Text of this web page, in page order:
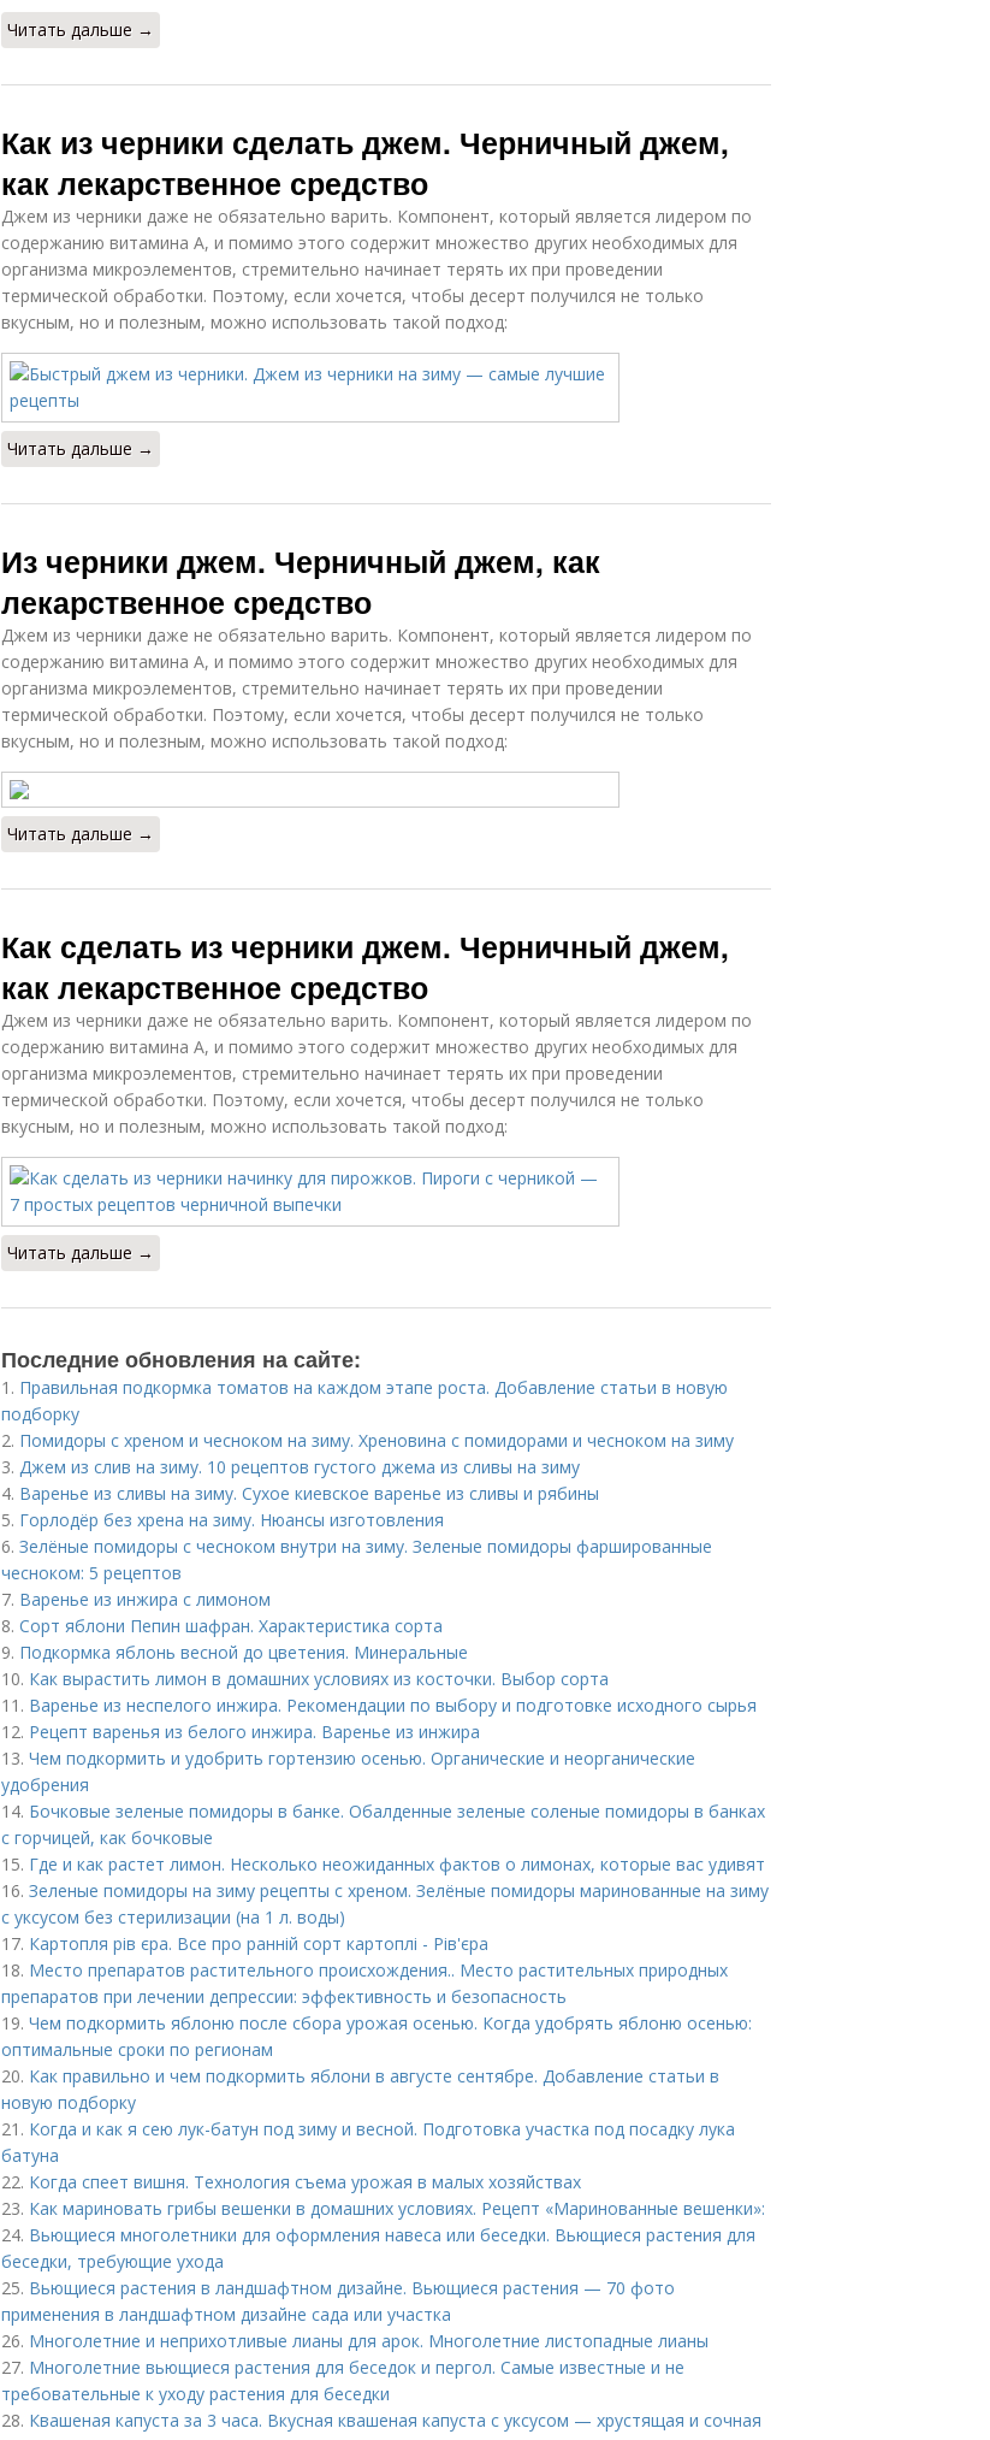
Читать дальше →
Как из черники сделать джем. Черничный джем,
как лекарственное средство
Джем из черники даже не обязательно варить. Компонент, который является лидером по
содержанию витамина А, и помимо этого содержит множество других необходимых для
организма микроэлементов, стремительно начинает терять их при проведении
термической обработки. Поэтому, если хочется, чтобы десерт получился не только
вкусным, но и полезным, можно использовать такой подход:
Читать дальше →
Из черники джем. Черничный джем, как
лекарственное средство
Джем из черники даже не обязательно варить. Компонент, который является лидером по
содержанию витамина А, и помимо этого содержит множество других необходимых для
организма микроэлементов, стремительно начинает терять их при проведении
термической обработки. Поэтому, если хочется, чтобы десерт получился не только
вкусным, но и полезным, можно использовать такой подход:
Читать дальше →
Как сделать из черники джем. Черничный джем,
как лекарственное средство
Джем из черники даже не обязательно варить. Компонент, который является лидером по
содержанию витамина А, и помимо этого содержит множество других необходимых для
организма микроэлементов, стремительно начинает терять их при проведении
термической обработки. Поэтому, если хочется, чтобы десерт получился не только
вкусным, но и полезным, можно использовать такой подход:
Читать дальше →
Последние обновления на сайте:
1. Правильная подкормка томатов на каждом этапе роста. Добавление статьи в новую
подборку
2. Помидоры с хреном и чесноком на зиму. Хреновина с помидорами и чесноком на зиму
3. Джем из слив на зиму. 10 рецептов густого джема из сливы на зиму
4. Варенье из сливы на зиму. Сухое киевское варенье из сливы и рябины
5. Горлодёр без хрена на зиму. Нюансы изготовления
6. Зелёные помидоры с чесноком внутри на зиму. Зеленые помидоры фаршированные
чесноком: 5 рецептов
7. Варенье из инжира с лимоном
8. Сорт яблони Пепин шафран. Характеристика сорта
9. Подкормка яблонь весной до цветения. Минеральные
10. Как вырастить лимон в домашних условиях из косточки. Выбор сорта
11. Варенье из неспелого инжира. Рекомендации по выбору и подготовке исходного сырья
12. Рецепт варенья из белого инжира. Варенье из инжира
13. Чем подкормить и удобрить гортензию осенью. Органические и неорганические
удобрения
14. Бочковые зеленые помидоры в банке. Обалденные зеленые соленые помидоры в банках
с горчицей, как бочковые
15. Где и как растет лимон. Несколько неожиданных фактов о лимонах, которые вас удивят
16. Зеленые помидоры на зиму рецепты с хреном. Зелёные помидоры маринованные на зиму
с уксусом без стерилизации (на 1 л. воды)
17. Картопля рів єра. Все про ранній сорт картоплі - Рів'єра
18. Место препаратов растительного происхождения.. Место растительных природных
препаратов при лечении депрессии: эффективность и безопасность
19. Чем подкормить яблоню после сбора урожая осенью. Когда удобрять яблоню осенью:
оптимальные сроки по регионам
20. Как правильно и чем подкормить яблони в августе сентябре. Добавление статьи в
новую подборку
21. Когда и как я сею лук-батун под зиму и весной. Подготовка участка под посадку лука
батуна
22. Когда спеет вишня. Технология съема урожая в малых хозяйствах
23. Как мариновать грибы вешенки в домашних условиях. Рецепт «Маринованные вешенки»:
24. Вьющиеся многолетники для оформления навеса или беседки. Вьющиеся растения для
беседки, требующие ухода
25. Вьющиеся растения в ландшафтном дизайне. Вьющиеся растения — 70 фото
применения в ландшафтном дизайне сада или участка
26. Многолетние и неприхотливые лианы для арок. Многолетние листопадные лианы
27. Многолетние вьющиеся растения для беседок и пергол. Самые известные и не
требовательные к уходу растения для беседки
28. Квашеная капуста за 3 часа. Вкусная квашеная капуста с уксусом — хрустящая и сочная